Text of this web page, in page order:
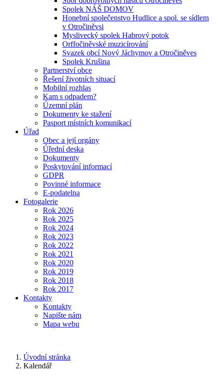
Spolek NÁŠ DOMOV
Honební společenstvo Hudlice a spol. se sídlem
v Otročiněvsi
Myslivecký spolek Habrový potok
Orffočiněvské muzicírování
Svazek obcí Nový Jáchymov a Otročiněves
Spolek Krušina
Partnerství obce
Řešení životních situací
Mobilní rozhlas
Kam s odpadem?
Územní plán
Dokumenty ke stažení
Pasport místních komunikací
Úřad
Obec a její orgány
Úřední deska
Dokumenty
Poskytování informací
GDPR
Povinné informace
E-podatelna
Fotogalerie
Rok 2026
Rok 2025
Rok 2024
Rok 2023
Rok 2022
Rok 2021
Rok 2020
Rok 2019
Rok 2018
Rok 2017
Kontakty
Kontakty
Napište nám
Mapa webu
Úvodní stránka
Kalendář